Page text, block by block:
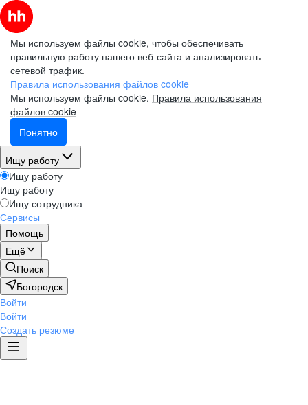
Мы используем файлы cookie, чтобы обеспечивать
правильную работу нашего веб-сайта и анализировать
сетевой трафик.
Правила использования файлов cookie
Мы используем файлы cookie. Правила использования
файлов cookie
Понятно
Ищу работу
Ищу работу
Ищу работу
Ищу сотрудника
Сервисы
Помощь
Ещё
Поиск
Богородск
Войти
Войти
Создать резюме